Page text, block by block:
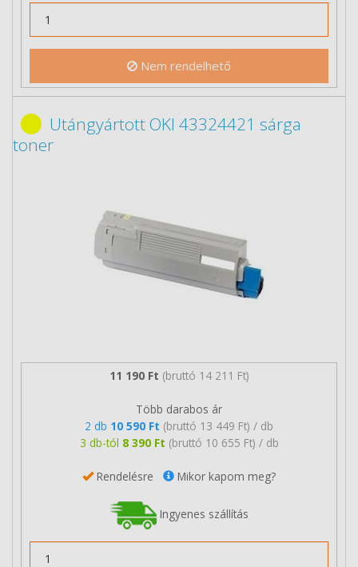
Nem rendelhető
Utángyártott OKI 43324421 sárga
toner
11 190 Ft (bruttó 14 211 Ft)
Több darabos ár
2 db 10 590 Ft (bruttó 13 449 Ft) / db
3 db-tól 8 390 Ft (bruttó 10 655 Ft) / db
Rendelésre Mikor kapom meg?
Ingyenes szállítás